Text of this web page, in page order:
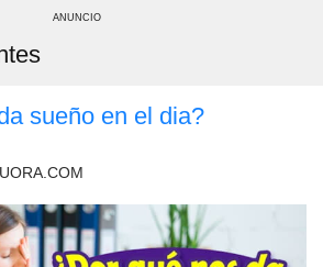
ANUNCIO
sueño en el dia?